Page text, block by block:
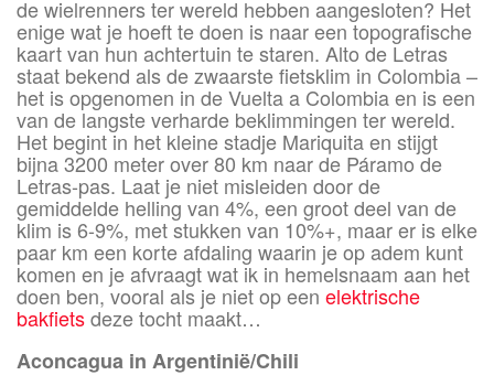
de wielrenners ter wereld hebben aangesloten? Het
enige wat je hoeft te doen is naar een topografische
kaart van hun achtertuin te staren. Alto de Letras
staat bekend als de zwaarste fietsklim in Colombia –
het is opgenomen in de Vuelta a Colombia en is een
van de langste verharde beklimmingen ter wereld.
Het begint in het kleine stadje Mariquita en stijgt
bijna 3200 meter over 80 km naar de Páramo de
Letras-pas. Laat je niet misleiden door de
gemiddelde helling van 4%, een groot deel van de
klim is 6-9%, met stukken van 10%+, maar er is elke
paar km een ​​korte afdaling waarin je op adem kunt
komen en je afvraagt ​​wat ik in hemelsnaam aan het
doen ben, vooral als je niet op een elektrische
bakfietsdeze tocht maakt…
Aconcagua in Argentinië/Chili